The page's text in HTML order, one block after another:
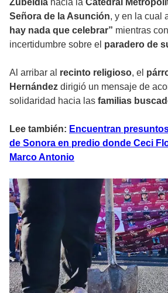
Señora de la Asunción, y en la cual
hay nada que celebrar” mientras
incertidumbre sobre el paradero de
Al arribar al recinto religioso, el
Hernández dirigió un mensaje de
solidaridad hacia las familias
Lee también: Encuentran
de Sonora en predio donde Ceci
Marco Antonio